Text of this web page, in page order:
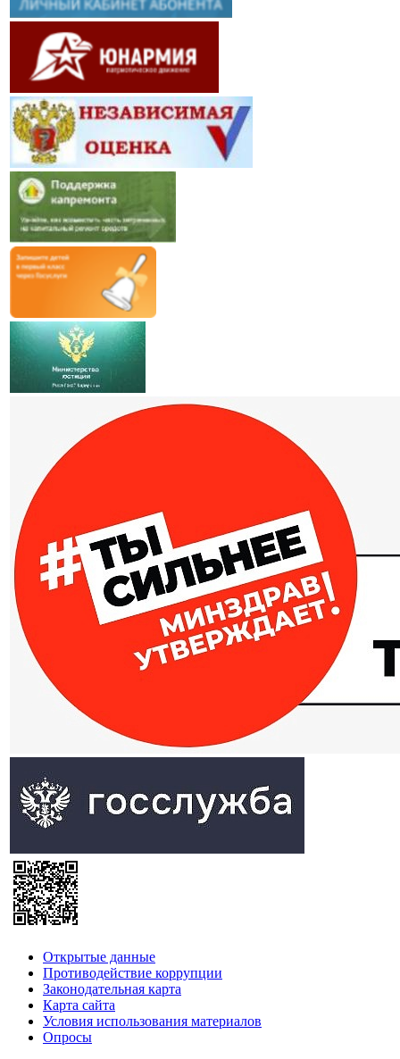
Открытые данные
Противодействие коррупции
Законодательная карта
Карта сайта
Условия использования материалов
Опросы